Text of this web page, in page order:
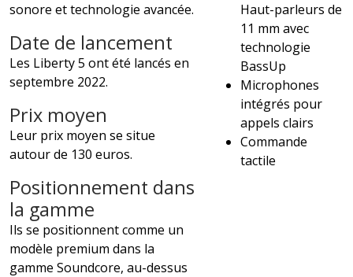
sonore et technologie avancée.
Date de lancement
Les Liberty 5 ont été lancés en
septembre 2022.
Prix moyen
Leur prix moyen se situe
autour de 130 euros.
Positionnement dans
la gamme
Ils se positionnent comme un
modèle premium dans la
gamme Soundcore, au-dessus
Haut-parleurs de
11 mm avec
technologie
BassUp
Microphones
intégrés pour
appels clairs
Commande
tactile